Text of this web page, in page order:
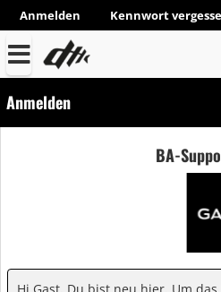
Anmelden Kennwort
Anmelden
BA-